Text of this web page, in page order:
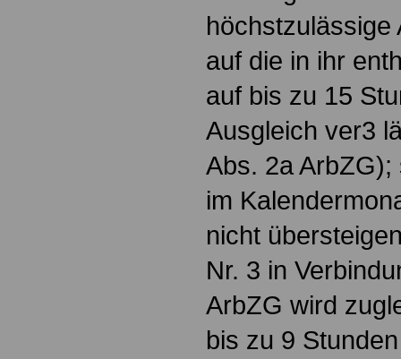
höchstzulässige
auf die in ihr
auf bis zu 15
Ausgleich ver3
Abs. 2a
im
nicht
Nr. 3 in
ArbZG wird
bis zu 9